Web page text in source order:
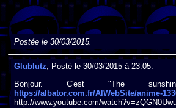
Postée le 30/03/2015.
Glublutz, Posté le 30/03/2015 à 23:05.
Bonjour. C'est "The
https://albator.com.fr/AlWebSite/anime-
http://www.youtube.com/